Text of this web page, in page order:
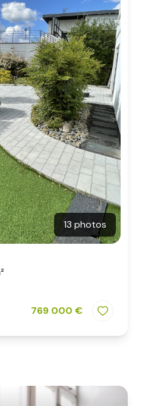
13 photos
769 000 €